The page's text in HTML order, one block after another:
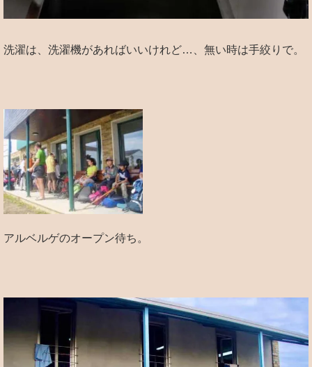
洗濯は、洗濯機があればいいけれど…、無い時は手絞りで。
アルベルゲのオープン待ち。